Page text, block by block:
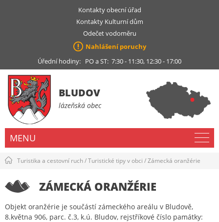
Kontakty obecní úřad
Kontakty Kulturní dům
Odečet vodoměru
Nahlášení poruchy
Úřední hodiny: PO a ST: 7:30 - 11:30, 12:30 - 17:00
BLUDOV
lázeňská obec
MENU
Turistika a cestovní ruch/Turistické tipy v obci /Zámecká oranžérie
ZÁMECKÁ ORANŽÉRIE
Objekt oranžérie je součástí zámeckého areálu v Bludově,
8.května 906, parc. č.3, k.ú. Bludov, rejstříkové číslo památky: